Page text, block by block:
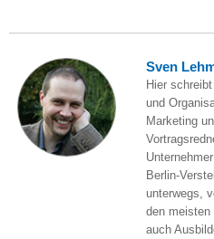
Sven
Hier
und
Marketing
Berlin-
unterwegs,
den meisten
auch